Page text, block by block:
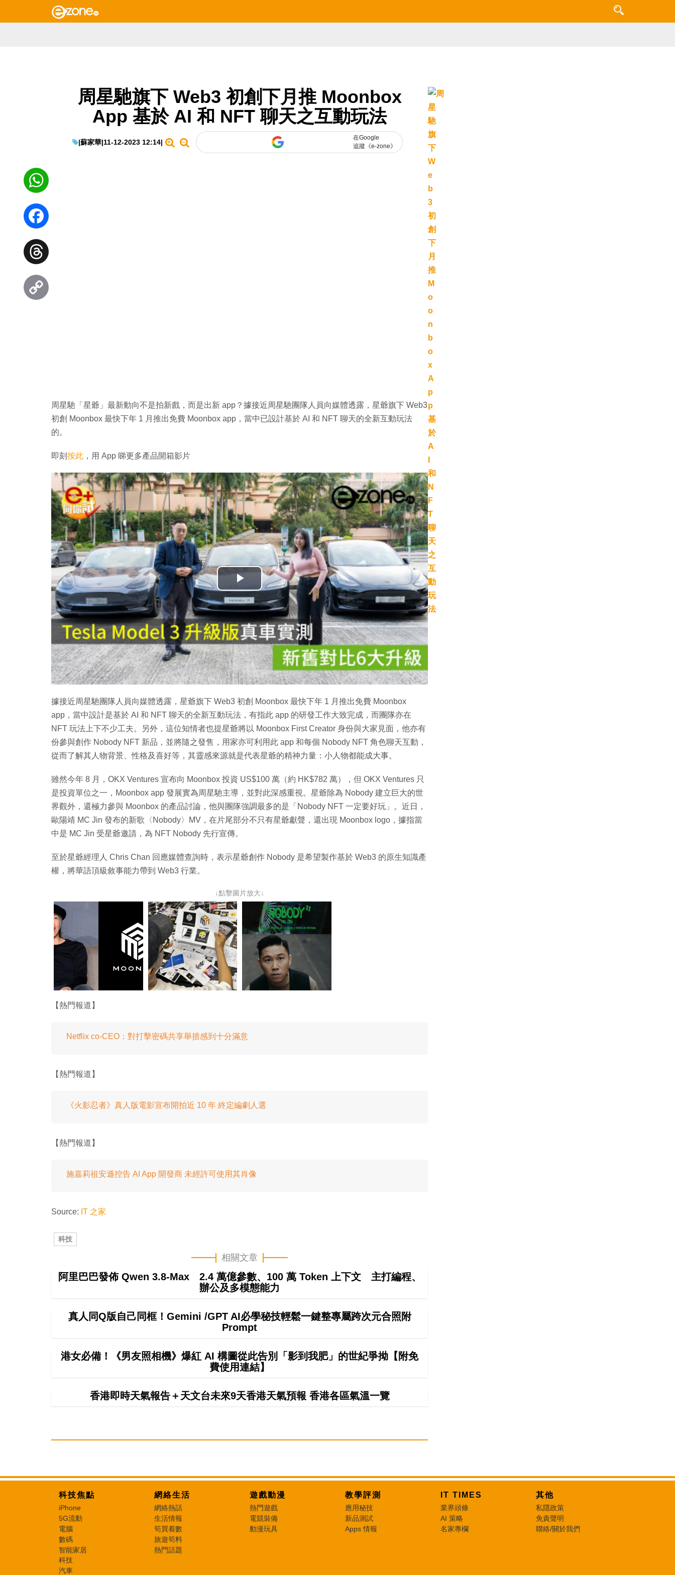
周星馳旗下 Web3 初創下月推 Moonbox
App 基於 AI 和 NFT 聊天之互動玩法
|蘇家華|11-12-2023 12:14|
在Google
追蹤《e-zone》
周星馳「星爺」最新動向不是拍新戲，而是出新 app？據接近周星馳團隊人員向媒體透露，星爺旗下 Web3
初創 Moonbox 最快下年 1 月推出免費 Moonbox app，當中已設計基於 AI 和 NFT 聊天的全新互動玩法
的。
即刻 按此 ，用 App 睇更多產品開箱影片
播
放
影
片
據接近周星馳團隊人員向媒體透露，星爺旗下 Web3 初創 Moonbox 最快下年 1 月推出免費 Moonbox
app，當中設計是基於 AI 和 NFT 聊天的全新互動玩法，有指此 app 的研發工作大致完成，而團隊亦在
NFT 玩法上下不少工夫。另外，這位知情者也提星爺將以 Moonbox First Creator 身份與大家見面，他亦有
份參與創作 Nobody NFT 新品，並將隨之發售，用家亦可利用此 app 和每個 Nobody NFT 角色聊天互動，
從而了解其人物背景、性格及喜好等，其靈感來源就是代表星爺的精神力量：小人物都能成大事。
雖然今年 8 月，OKX Ventures 宣布向 Moonbox 投資 US$100 萬（約 HK$782 萬），但 OKX Ventures 只
是投資單位之一，Moonbox app 發展實為周星馳主導，並對此深感重視。星爺除為 Nobody 建立巨大的世
界觀外，還極力參與 Moonbox 的產品討論，他與團隊強調最多的是「Nobody NFT 一定要好玩」。近日，
歐陽靖 MC Jin 發布的新歌〈Nobody〉MV，在片尾部分不只有星爺獻聲，還出現 Moonbox logo，據指當
中是 MC Jin 受星爺邀請，為 NFT Nobody 先行宣傳。
至於星爺經理人 Chris Chan 回應媒體查詢時，表示星爺創作 Nobody 是希望製作基於 Web3 的原生知識產
權，將華語頂級敘事能力帶到 Web3 行業。
↓點擊圖片放大↓
【熱門報道】
Netflix co-CEO：對打擊密碼共享舉措感到十分滿意
【熱門報道】
《火影忍者》真人版電影宣布開拍近 10 年 終定編劇人選
【熱門報道】
施嘉莉祖安遜控告 AI App 開發商 未經許可使用其肖像
Source: IT 之家
科技
相關文章
阿里巴巴發佈 Qwen 3.8-Max 2.4 萬億參數、100 萬 Token 上下文 主打編程、
辦公及多模態能力
真人同Q版自己同框！Gemini /GPT AI必學秘技輕鬆一鍵整專屬跨次元合照附
Prompt
港女必備！《男友照相機》爆紅 AI 構圖從此告別「影到我肥」的世紀爭拗【附免
費使用連結】
香港即時天氣報告＋天文台未來9天香港天氣預報 香港各區氣溫一覽
WhatsApp
Facebook
Threads
科技焦點
iPhone
5G流動
電腦
數碼
智能家居
科技
汽車
網絡生活
網絡熱話
生活情報
筍買着數
旅遊筍料
熱門話題
遊戲動漫
熱門遊戲
電競裝備
動漫玩具
教學評測
應用秘技
新品測試
Apps 情報
IT TIMES
業界頭條
AI 策略
名家專欄
其他
私隱政策
免責聲明
聯絡/關於我們